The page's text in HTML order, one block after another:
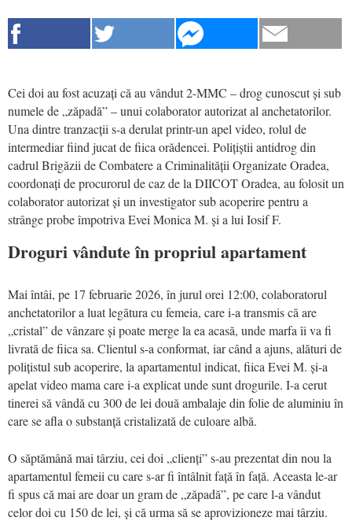
Cei doi au fost acuzați că au vândut 2-MMC – drog cunoscut și sub
numele de „zăpadă” – unui colaborator autorizat al anchetatorilor.
Una dintre tranzacții s-a derulat printr-un apel video, rolul de
intermediar fiind jucat de fiica orădencei. Polițiștii antidrog din
cadrul Brigăzii de Combatere a Criminalității Organizate Oradea,
coordonați de procurorul de caz de la DIICOT Oradea, au folosit un
colaborator autorizat și un investigator sub acoperire pentru a
strânge probe împotriva Evei Monica M. și a lui Iosif F.
Droguri vândute în propriul apartament
Mai întâi, pe 17 februarie 2026, în jurul orei 12:00, colaboratorul
anchetatorilor a luat legătura cu femeia, care i-a transmis că are
„cristal” de vânzare și poate merge la ea acasă, unde marfa îi va fi
livrată de fiica sa. Clientul s-a conformat, iar când a ajuns, alături de
polițistul sub acoperire, la apartamentul indicat, fiica Evei M. și-a
apelat video mama care i-a explicat unde sunt drogurile. I-a cerut
tinerei să vândă cu 300 de lei două ambalaje din folie de aluminiu în
care se afla o substanță cristalizată de culoare albă.
O săptămână mai târziu, cei doi „clienți” s-au prezentat din nou la
apartamentul femeii cu care s-ar fi întâlnit față în față. Aceasta le-ar
fi spus că mai are doar un gram de „zăpadă”, pe care l-a vândut
celor doi cu 150 de lei, și că urma să se aprovizioneze mai târziu.